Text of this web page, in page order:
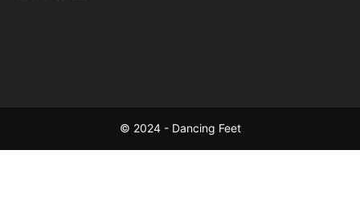
© 2024 - Dancing Feet